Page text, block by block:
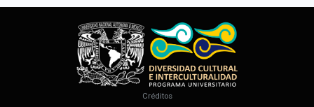
Créditos